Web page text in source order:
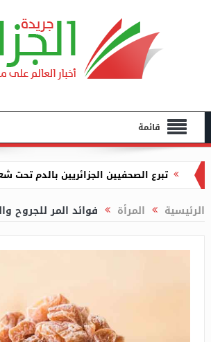
قائمة
تبرع الصحفيين الجزائريين بالدم تحت
خدمة الحياة”
مصادقة نواب البرلمان على مشروع
تسوية الميزانية لسنة 2022
التماس 5 سنوات لعشريني تورط
صيني بالعاصمة
الرئيسية المرأة فوائد المر للجروح